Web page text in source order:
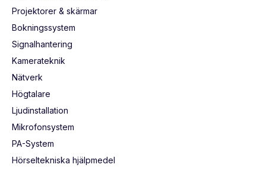
Projektorer & skärmar
Bokningssystem
Signalhantering
Kamerateknik
Nätverk
Högtalare
Ljudinstallation
Mikrofonsystem
PA-System
Hörseltekniska hjälpmedel